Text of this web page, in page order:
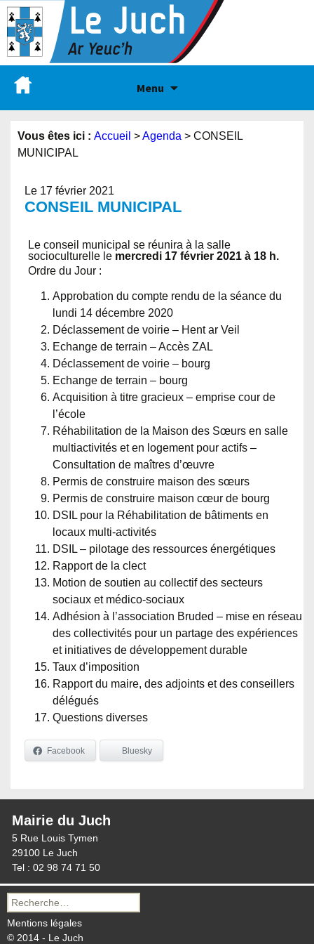
Menu
Vous êtes ici : Accueil >Agenda > CONSEIL
MUNICIPAL
Le 17 février 2021
CONSEIL MUNICIPAL
Le conseil municipal se réunira à la salle
socioculturelle le mercredi 17 février 2021 à 18 h.
Ordre du Jour :
Approbation du compte rendu de la séance du
lundi 14 décembre 2020
Déclassement de voirie – Hent ar Veil
Echange de terrain – Accès ZAL
Déclassement de voirie – bourg
Echange de terrain – bourg
Acquisition à titre gracieux – emprise cour de
l’école
Réhabilitation de la Maison des Sœurs en salle
multiactivités et en logement pour actifs –
Consultation de maîtres d’œuvre
Permis de construire maison des sœurs
Permis de construire maison cœur de bourg
DSIL pour la Réhabilitation de bâtiments en
locaux multi-activités
DSIL – pilotage des ressources énergétiques
Rapport de la clect
Motion de soutien au collectif des secteurs
sociaux et médico-sociaux
Adhésion à l’association Bruded – mise en réseau
des collectivités pour un partage des expériences
et initiatives de développement durable
Taux d’imposition
Rapport du maire, des adjoints et des conseillers
délégués
Questions diverses
Facebook Bluesky
Mairie du Juch
5 Rue Louis Tymen
29100 Le Juch
Tel : 02 98 74 71 50
Recherche
pour :
Mentions légales
© 2014 - Le Juch